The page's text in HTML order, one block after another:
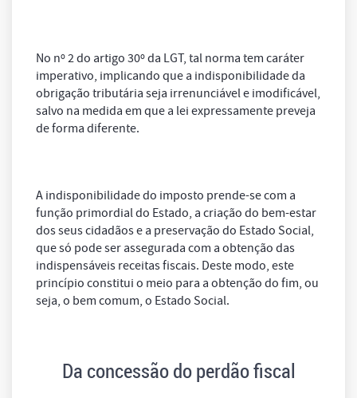
No nº 2 do artigo 30º da LGT, tal norma tem caráter
imperativo, implicando que a indisponibilidade da
obrigação tributária seja irrenunciável e imodificável,
salvo na medida em que a lei expressamente preveja
de forma diferente.
A indisponibilidade do imposto prende-se com a
função primordial do Estado, a criação do bem-estar
dos seus cidadãos e a preservação do Estado Social,
que só pode ser assegurada com a obtenção das
indispensáveis receitas fiscais. Deste modo, este
princípio constitui o meio para a obtenção do fim, ou
seja, o bem comum, o Estado Social.
Da concessão do perdão fiscal